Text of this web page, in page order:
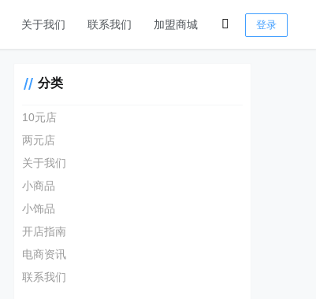
关于我们 联系我们 加盟商城 登录
分类
10元店
两元店
关于我们
小商品
小饰品
开店指南
电商资讯
联系我们